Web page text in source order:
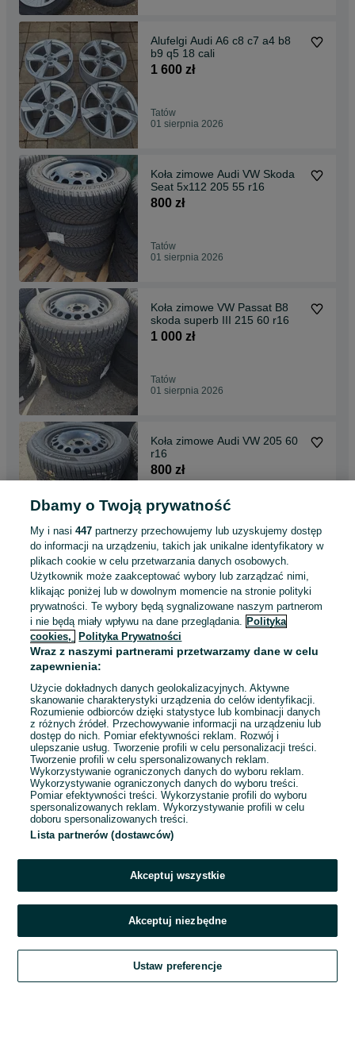
Alufelgi Audi A6 c8 c7 a4 b8
b9 q5 18 cali
1 600 zł
Tatów
01 sierpnia 2026
Koła zimowe Audi VW Skoda
Seat 5x112 205 55 r16
800 zł
Tatów
01 sierpnia 2026
Koła zimowe VW Passat B8
skoda superb III 215 60 r16
1 000 zł
Tatów
01 sierpnia 2026
Koła zimowe Audi VW 205 60
r16
800 zł
Tatów
01 sierpnia 2026
Koła zimowe VW Passat B8
skoda superb III 215 60 r16
1 000 zł
Tatów
01 sierpnia 2026
1 2 3 ... 46
Zadzwoń / SMS
Szukaj Obserwujesz Dodaj Czat Konto
Dbamy o Twoją prywatność
My i nasi447 partnerzy przechowujemy lub uzyskujemy dostęp
do informacji na urządzeniu, takich jak unikalne identyfikatory w
plikach cookie w celu przetwarzania danych osobowych.
Użytkownik może zaakceptować wybory lub zarządzać nimi,
klikając poniżej lub w dowolnym momencie na stronie polityki
prywatności. Te wybory będą sygnalizowane naszym partnerom
i nie będą miały wpływu na dane przeglądania. Polityka
cookies,
Polityka Prywatności
Wraz z naszymi partnerami przetwarzamy dane w celu
zapewnienia:
Użycie dokładnych danych geolokalizacyjnych. Aktywne
skanowanie charakterystyki urządzenia do celów identyfikacji.
Rozumienie odbiorców dzięki statystyce lub kombinacji danych
z różnych źródeł. Przechowywanie informacji na urządzeniu lub
dostęp do nich. Pomiar efektywności reklam. Rozwój i
ulepszanie usług. Tworzenie profili w celu personalizacji treści.
Tworzenie profili w celu spersonalizowanych reklam.
Wykorzystywanie ograniczonych danych do wyboru reklam.
Wykorzystywanie ograniczonych danych do wyboru treści.
Pomiar efektywności treści. Wykorzystanie profili do wyboru
spersonalizowanych reklam. Wykorzystywanie profili w celu
doboru spersonalizowanych treści.
Lista partnerów (dostawców)
Akceptuj wszystkie
Akceptuj niezbędne
Ustaw preferencje